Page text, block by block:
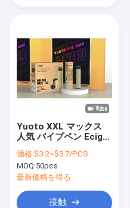
Yuoto XXL マックス
人気 バイプペン Ecig
パフ 工場価格
価格:$3.2~$3.7/PCS
MOQ:50pcs
最新価格を得る
接触